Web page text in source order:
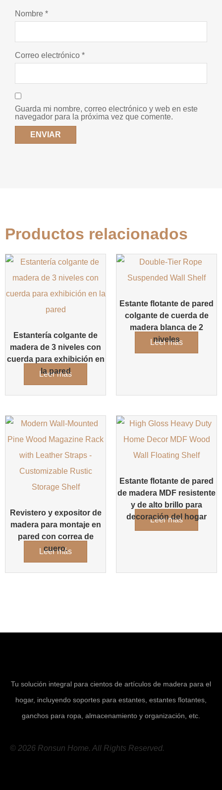
Nombre *
Correo electrónico *
Guarda mi nombre, correo electrónico y web en este
navegador para la próxima vez que comente.
Productos relacionados
Estantería colgante de
madera de 3 niveles con
cuerda para exhibición en
la pared
Leer más
Estante flotante de pared
colgante de cuerda de
madera blanca de 2
niveles
Leer más
Revistero y expositor de
madera para montaje en
pared con correa de
cuero.
Leer más
Estante flotante de pared
de madera MDF resistente
y de alto brillo para
decoración del hogar
Leer más
Tu solución integral para cientos de artículos de madera para el
hogar, incluyendo soportes para estantes, estantes flotantes,
ganchos para ropa, almacenamiento y organización, etc.
© 2026 Ronsun Home. All Rights Reserved.